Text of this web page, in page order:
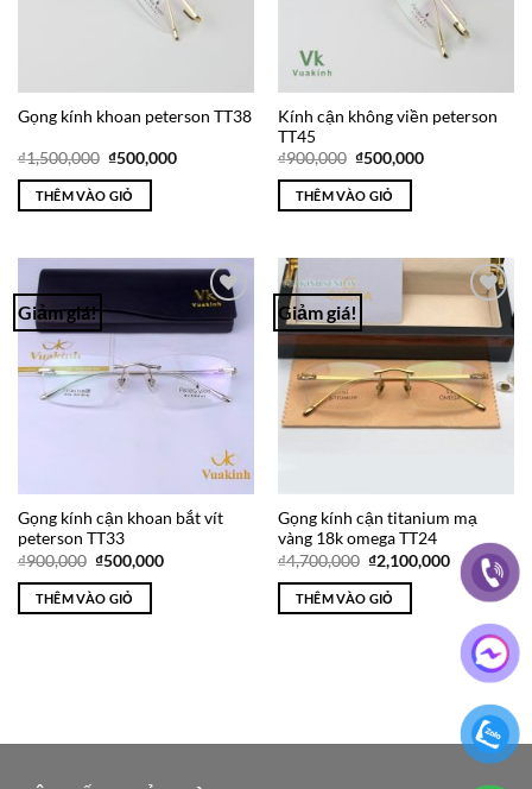
Gọng kính khoan peterson TT38
₫1,500,000 Giá
là:
₫1,500,000.
₫500,000Giá
THÊM VÀO GIỎ
Kính cận không viền peterson
TT45
₫900,000 Giá
là:
₫900,000.
₫500,000Giá
THÊM VÀO GIỎ
Giảm giá!
Add to
Wishlist
Gọng kính cận khoan bắt vít
peterson TT33
₫900,000 Giá
là:
₫900,000.
₫500,000Giá
THÊM VÀO GIỎ
Giảm giá!
Wishlist
Gọng kính cận titanium mạ
vàng 18k omega TT24
₫4,700,000 Giá
gốc
là:
₫4,700,000.
₫2,100,000Giá
hiện
tại
THÊM VÀO GIỎ